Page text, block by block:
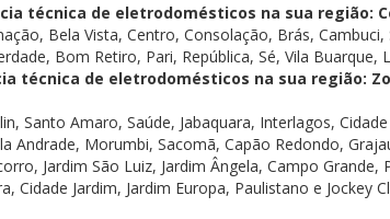
técnica de eletrodomésticos na sua região:
Bela Vista, Centro, Consolação, Brás, Cambuci,
Bom Retiro, Pari, República, Sé, Vila Buarque,
técnica de eletrodomésticos na sua região:
Santo Amaro, Saúde, Jabaquara, Interlagos,
Andrade, Morumbi, Sacomã, Capão Redondo,
Jardim São Luiz, Jardim Ângela, Campo Grande,
Cidade Jardim, Jardim Europa, Paulistano e Jockey